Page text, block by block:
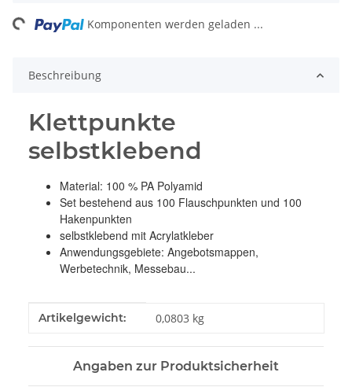
Komponenten werden geladen ...
Beschreibung
Klettpunkte
selbstklebend
Material: 100 % PA Polyamid
Set bestehend aus 100 Flauschpunkten und 100
Hakenpunkten
selbstklebend mit Acrylatkleber
Anwendungsgebiete: Angebotsmappen,
Werbetechnik, Messebau...
Produkteigenschaft
Wert
Artikelgewicht: 0,0803 kg
Angaben zur Produktsicherheit